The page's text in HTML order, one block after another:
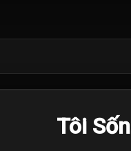
Tôi